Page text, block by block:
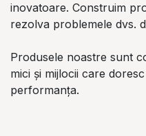
inovatoare. Construim
rezolva problemele dvs.
Produsele noastre sunt
mici și mijlocii care
performanța.